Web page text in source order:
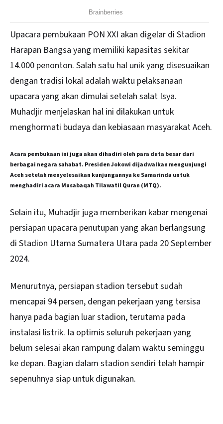
Upacara pembukaan PON XXI akan digelar di Stadion
Harapan Bangsa yang memiliki kapasitas sekitar
14.000 penonton. Salah satu hal unik yang disesuaikan
dengan tradisi lokal adalah waktu pelaksanaan
upacara yang akan dimulai setelah salat Isya.
Muhadjir menjelaskan hal ini dilakukan untuk
menghormati budaya dan kebiasaan masyarakat Aceh.
Acara pembukaan ini juga akan dihadiri oleh para duta besar dari
berbagai negara sahabat. Presiden Jokowi dijadwalkan mengunjungi
Aceh setelah menyelesaikan kunjungannya ke Samarinda untuk
menghadiri acara Musabaqah Tilawatil Quran (MTQ).
Selain itu, Muhadjir juga memberikan kabar mengenai
persiapan upacara penutupan yang akan berlangsung
di Stadion Utama Sumatera Utara pada 20 September
2024.
Menurutnya, persiapan stadion tersebut sudah
mencapai 94 persen, dengan pekerjaan yang tersisa
hanya pada bagian luar stadion, terutama pada
instalasi listrik. Ia optimis seluruh pekerjaan yang
belum selesai akan rampung dalam waktu seminggu
ke depan. Bagian dalam stadion sendiri telah hampir
sepenuhnya siap untuk digunakan.